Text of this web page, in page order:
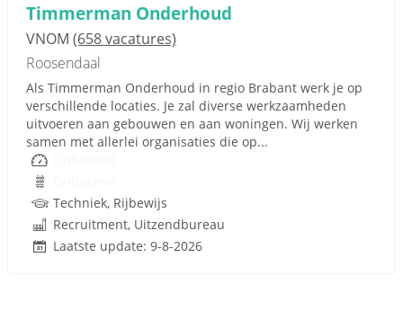
Timmerman Onderhoud
VNOM (658 vacatures)
Roosendaal
Als Timmerman Onderhoud in regio Brabant werk je op
verschillende locaties. Je zal diverse werkzaamheden
uitvoeren aan gebouwen en aan woningen. Wij werken
samen met allerlei organisaties die op...
Techniek, Rijbewijs
Recruitment, Uitzendbureau
Laatste update: 9-8-2026